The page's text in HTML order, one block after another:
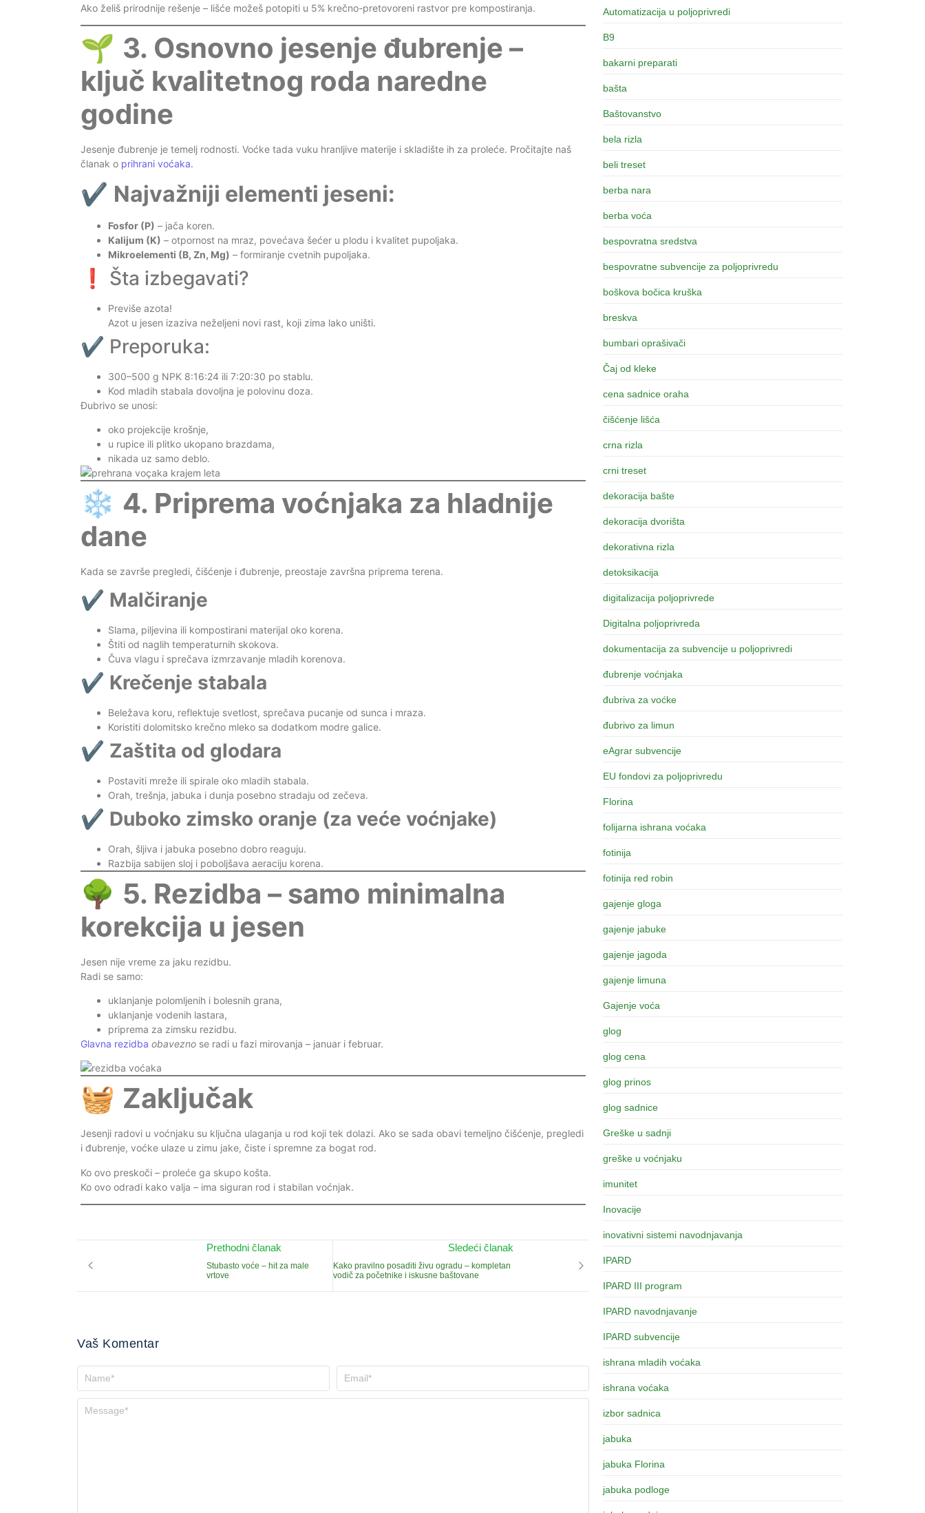
Ako želiš prirodnije rešenje – lišće možeš potopiti u 5% krečno-pretovoreni rastvor pre kompostiranja.
🌱 3. Osnovno jesenje đubrenje –
ključ kvalitetnog roda naredne
godine
Jesenje đubrenje je temelj rodnosti. Voćke tada vuku hranljive materije i skladište ih za proleće. Pročitajte naš
članak o prihrani voćaka.
✔️ Najvažniji elementi jeseni:
Fosfor (P) – jača koren.
Kalijum (K) – otpornost na mraz, povećava šećer u plodu i kvalitet pupoljaka.
Mikroelementi (B, Zn, Mg) – formiranje cvetnih pupoljaka.
❗ Šta izbegavati?
Previše azota!
Azot u jesen izaziva neželjeni novi rast, koji zima lako uništi.
✔️ Preporuka:
300–500 g NPK 8:16:24 ili 7:20:30 po stablu.
Kod mladih stabala dovoljna je polovinu doza.
Đubrivo se unosi:
oko projekcije krošnje,
u rupice ili plitko ukopano brazdama,
nikada uz samo deblo.
❄️ 4. Priprema voćnjaka za hladnije
dane
Kada se završe pregledi, čišćenje i đubrenje, preostaje završna priprema terena.
✔️ Malčiranje
Slama, piljevina ili kompostirani materijal oko korena.
Štiti od naglih temperaturnih skokova.
Čuva vlagu i sprečava izmrzavanje mladih korenova.
✔️ Krečenje stabala
Beležava koru, reflektuje svetlost, sprečava pucanje od sunca i mraza.
Koristiti dolomitsko krečno mleko sa dodatkom modre galice.
✔️ Zaštita od glodara
Postaviti mreže ili spirale oko mladih stabala.
Orah, trešnja, jabuka i dunja posebno stradaju od zečeva.
✔️ Duboko zimsko oranje (za veće voćnjake)
Orah, šljiva i jabuka posebno dobro reaguju.
Razbija sabijen sloj i poboljšava aeraciju korena.
🌳 5. Rezidba – samo minimalna
korekcija u jesen
Jesen nije vreme za jaku rezidbu.
Radi se samo:
uklanjanje polomljenih i bolesnih grana,
uklanjanje vodenih lastara,
priprema za zimsku rezidbu.
Glavna rezidba obavezno se radi u fazi mirovanja – januar i februar.
🧺 Zaključak
Jesenji radovi u voćnjaku su ključna ulaganja u rod koji tek dolazi. Ako se sada obavi temeljno čišćenje, pregledi
i đubrenje, voćke ulaze u zimu jake, čiste i spremne za bogat rod.
Ko ovo preskoči – proleće ga skupo košta.
Ko ovo odradi kako valja – ima siguran rod i stabilan voćnjak.
Prethodni članak
Stubasto voće – hit za male
vrtove
Sledeći članak
Kako pravilno posaditi živu ogradu – kompletan
vodič za početnike i iskusne baštovane
Vaš Komentar
Automatizacija u poljoprivredi
B9
bakarni preparati
bašta
Baštovanstvo
bela rizla
beli treset
berba nara
berba voća
bespovratna sredstva
bespovratne subvencije za poljoprivredu
boškova bočica kruška
breskva
bumbari oprašivači
Čaj od kleke
cena sadnice oraha
čišćenje lišća
crna rizla
crni treset
dekoracija bašte
dekoracija dvorišta
dekorativna rizla
detoksikacija
digitalizacija poljoprivrede
Digitalna poljoprivreda
dokumentacija za subvencije u poljoprivredi
đubrenje voćnjaka
đubriva za voćke
đubrivo za limun
eAgrar subvencije
EU fondovi za poljoprivredu
Florina
folijarna ishrana voćaka
fotinija
fotinija red robin
gajenje gloga
gajenje jabuke
gajenje jagoda
gajenje limuna
Gajenje voća
glog
glog cena
glog prinos
glog sadnice
Greške u sadnji
greške u voćnjaku
imunitet
Inovacije
inovativni sistemi navodnjavanja
IPARD
IPARD III program
IPARD navodnjavanje
IPARD subvencije
ishrana mladih voćaka
ishrana voćaka
izbor sadnica
jabuka
jabuka Florina
jabuka podloge